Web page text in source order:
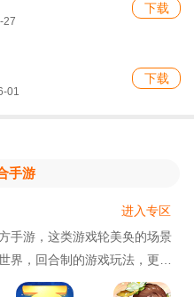
27
下载
01
下载
手游
手游，这类游戏轮美奂的场景
界，回合制的游戏玩法，更加
玩家的操作与
进入专区